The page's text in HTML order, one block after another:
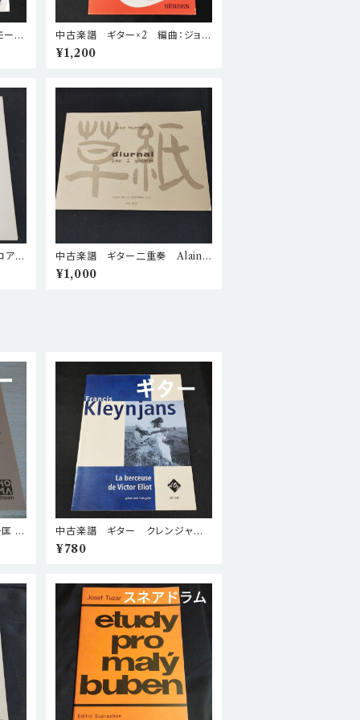
ツ
中古楽譜 ギター×2 編曲：ジョ
ン・W・デュアート(ジョン・W. デュ
アルテ ) エリザベス朝時代の2つ
¥1,200
ア&
中古楽譜 ギター二重奏 Alain
Fourchotte Diurnal 棚B
ASEa1
¥1,000
匡
中古楽譜 ギター クレンジャン
ス La Berceuse De Victor Eli
ot 棚BASEa5
¥780